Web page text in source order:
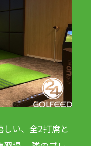
い、全2打席と